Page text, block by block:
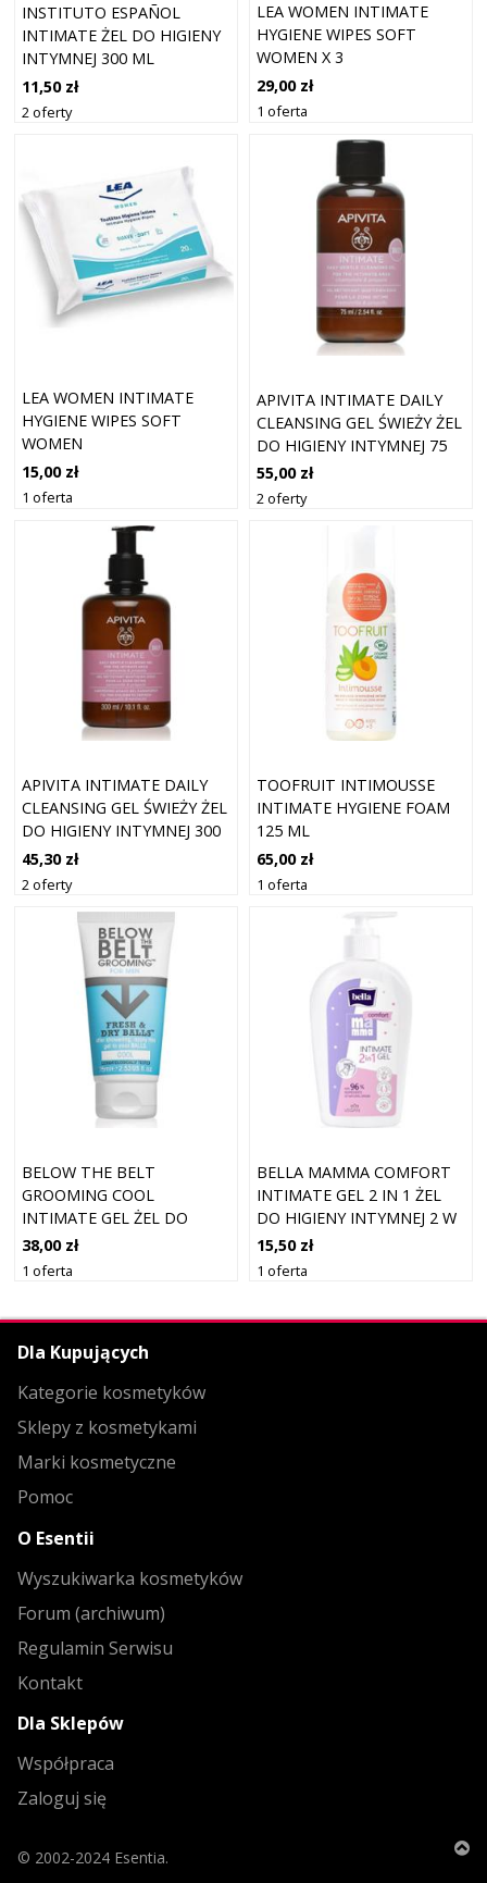
INSTITUTO ESPAÑOL
INTIMATE ŻEL DO HIGIENY
INTYMNEJ 300 ML
11,50 zł
2 oferty
LEA WOMEN INTIMATE
HYGIENE WIPES SOFT
WOMEN X 3
29,00 zł
1 oferta
LEA WOMEN INTIMATE
HYGIENE WIPES SOFT
WOMEN
15,00 zł
1 oferta
APIVITA INTIMATE DAILY
CLEANSING GEL ŚWIEŻY ŻEL
DO HIGIENY INTYMNEJ 75
ML
55,00 zł
2 oferty
APIVITA INTIMATE DAILY
CLEANSING GEL ŚWIEŻY ŻEL
DO HIGIENY INTYMNEJ 300
ML
45,30 zł
2 oferty
TOOFRUIT INTIMOUSSE
INTIMATE HYGIENE FOAM
125 ML
65,00 zł
1 oferta
BELOW THE BELT
GROOMING COOL
INTIMATE GEL ŻEL DO
HIGIENY INTYMNEJ DLA
MĘŻCZYZN 75 ML
38,00 zł
1 oferta
BELLA MAMMA COMFORT
INTIMATE GEL 2 IN 1 ŻEL
DO HIGIENY INTYMNEJ 2 W
1 300 ML
15,50 zł
1 oferta
Dla Kupujących
Kategorie kosmetyków
Sklepy z kosmetykami
Marki kosmetyczne
Pomoc
O Esentii
Wyszukiwarka kosmetyków
Forum (archiwum)
Regulamin Serwisu
Kontakt
Dla Sklepów
Współpraca
Zaloguj się
© 2002-2024 Esentia.